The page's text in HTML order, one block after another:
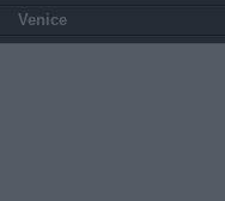
Venice